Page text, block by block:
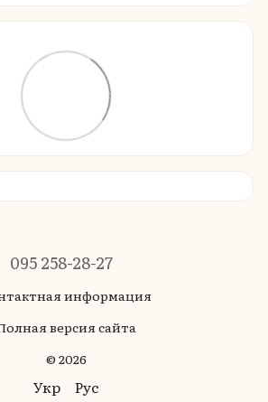
095 258-28-27
информация
версия сайта
© 2026
Укр Рус